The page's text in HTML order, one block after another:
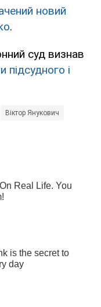
новий
.
суд визнав
підсудного і
Віктор Янукович